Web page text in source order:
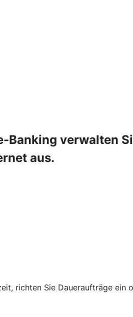
Banking verwalten
aus.
richten Sie Daueraufträge ein